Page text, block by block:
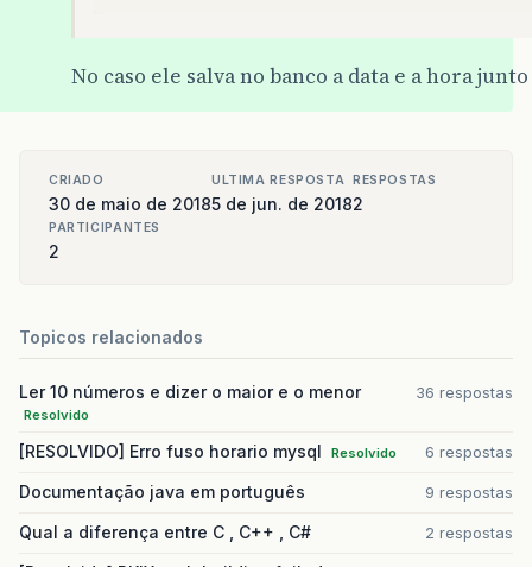
No caso ele salva no banco a data e a hora junto
CRIADO
30 de maio de 2018
ULTIMA RESPOSTA
5 de jun. de 2018
RESPOSTAS
2
PARTICIPANTES
2
Topicos relacionados
Ler 10 números e dizer o maior e o menor
Resolvido
36 respostas
[RESOLVIDO] Erro fuso horario mysql Resolvido 6 respostas
Documentação java em português 9 respostas
Qual a diferença entre C , C++ , C# 2 respostas